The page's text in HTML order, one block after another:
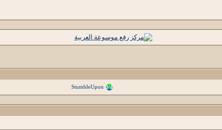
StumbleUpon